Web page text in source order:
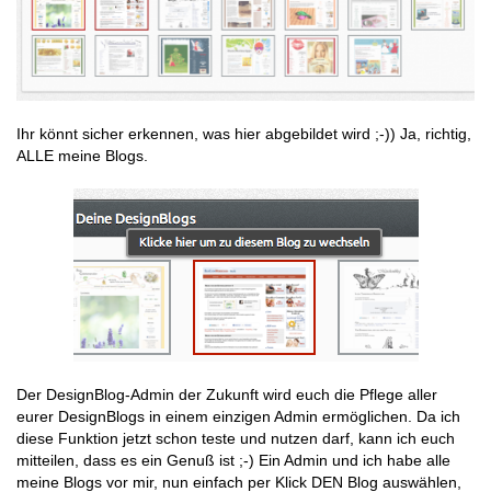
Ihr könnt sicher erkennen, was hier abgebildet wird ;-)) Ja, richtig,
ALLE meine Blogs.
Der DesignBlog-Admin der Zukunft wird euch die Pflege aller
eurer DesignBlogs in einem einzigen Admin ermöglichen. Da ich
diese Funktion jetzt schon teste und nutzen darf, kann ich euch
mitteilen, dass es ein Genuß ist ;-) Ein Admin und ich habe alle
meine Blogs vor mir, nun einfach per Klick DEN Blog auswählen,